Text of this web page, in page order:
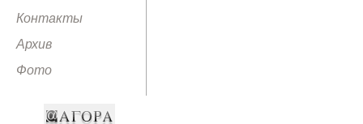
Контакты
Архив
Фото